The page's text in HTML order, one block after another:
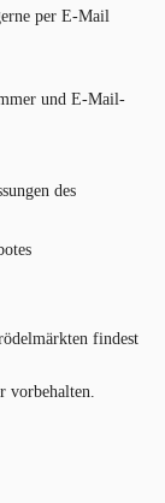
per E-Mail
und E-Mail-
des
findest
vorbehalten.